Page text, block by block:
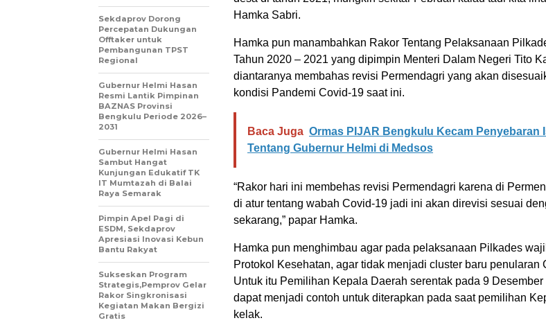
Hamka Sabri.
Hamka pun manambahkan Rakor Tentang Pelaksanaan
Tahun 2020 – 2021 yang dipimpin Menteri Dalam Negeri Tito
diantaranya membahas revisi Permendagri yang akan
kondisi Pandemi Covid-19 saat ini.
Baca Juga Ormas PIJAR Bengkulu Kecam Penyebaran
Tentang Gubernur Helmi di Medsos
“Rakor hari ini membehas revisi Permendagri karena di
di atur tentang wabah Covid-19 jadi ini akan direvisi sesuai
sekarang,” papar Hamka.
Hamka pun menghimbau agar pada pelaksanaan Pilkades
Protokol Kesehatan, agar tidak menjadi cluster baru penularan
Untuk itu Pemilihan Kepala Daerah serentak pada 9 Desember
dapat menjadi contoh untuk diterapkan pada saat pemilihan
kelak.
Sekdaprov Dorong
Percepatan Dukungan
Offtaker untuk
Pembangunan TPST
Regional
Gubernur Helmi Hasan
Resmi Lantik Pimpinan
BAZNAS Provinsi
Bengkulu Periode 2026–
2031
Gubernur Helmi Hasan
Sambut Hangat
Kunjungan Edukatif TK
IT Mumtazah di Balai
Raya Semarak
Pimpin Apel Pagi di
ESDM, Sekdaprov
Apresiasi Inovasi Kebun
Bantu Rakyat
Sukseskan Program
Strategis,Pemprov Gelar
Rakor Singkronisasi
Kegiatan Makan Bergizi
Gratis